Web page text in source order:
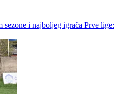
sezone i najboljeg igrača Prve lige: